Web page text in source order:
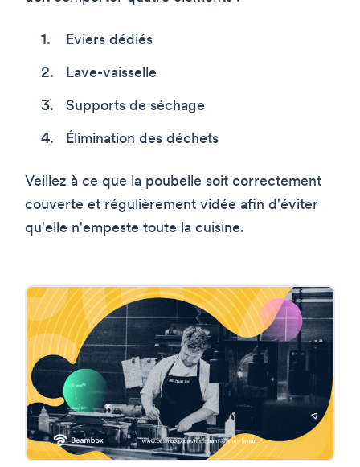
Eviers dédiés
Lave-vaisselle
Supports de séchage
Élimination des déchets
Veillez à ce que la poubelle soit correctement
couverte et régulièrement vidée afin d'éviter
qu'elle n'empeste toute la cuisine.